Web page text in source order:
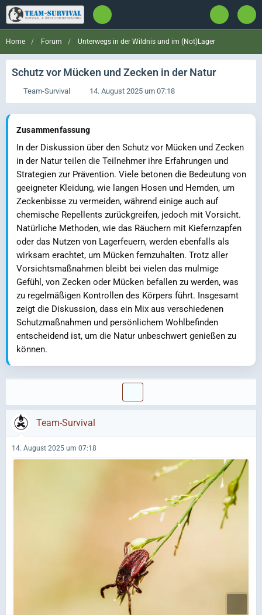
Home Forum Unterwegs in der Wildnis und im (Not)Lager
Schutz vor Mücken und Zecken in der Natur
Team-Survival 14. August 2025 um 07:18
Zusammenfassung
In der Diskussion über den Schutz vor Mücken und Zecken
in der Natur teilen die Teilnehmer ihre Erfahrungen und
Strategien zur Prävention. Viele betonen die Bedeutung von
geeigneter Kleidung, wie langen Hosen und Hemden, um
Zeckenbisse zu vermeiden, während einige auch auf
chemische Repellents zurückgreifen, jedoch mit Vorsicht.
Natürliche Methoden, wie das Räuchern mit Kiefernzapfen
oder das Nutzen von Lagerfeuern, werden ebenfalls als
wirksam erachtet, um Mücken fernzuhalten. Trotz aller
Vorsichtsmaßnahmen bleibt bei vielen das mulmige
Gefühl, von Zecken oder Mücken befallen zu werden, was
zu regelmäßigen Kontrollen des Körpers führt. Insgesamt
zeigt die Diskussion, dass ein Mix aus verschiedenen
Schutzmaßnahmen und persönlichem Wohlbefinden
entscheidend ist, um die Natur unbeschwert genießen zu
können.
Team-Survival
14. August 2025 um 07:18